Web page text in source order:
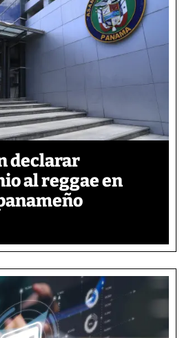
declarar
al reggae en